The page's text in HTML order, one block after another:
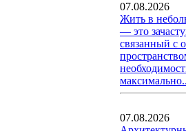
07.08.2026
Жить в
— это
связанный с
07.08.2026